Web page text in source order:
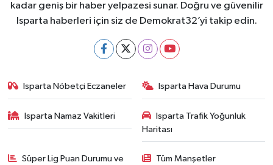
kadar geniş bir haber yelpazesi sunar. Doğru ve güvenilir
Isparta haberleri için siz de Demokrat32’yi takip edin.
Isparta Nöbetçi Eczaneler Isparta Hava Durumu
Isparta Namaz Vakitleri
Isparta Trafik Yoğunluk
Haritası
Süper Lig Puan Durumu ve
Tüm Manşetler